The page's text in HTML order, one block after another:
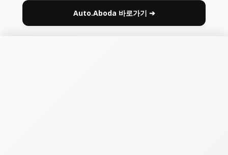
Auto.Aboda 바로가기 ➔